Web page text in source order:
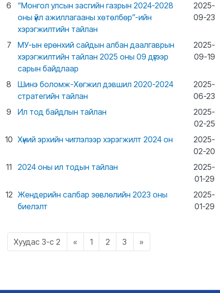
6
“Монгол улсын засгийн газрын 2024-2028
оны үйл ажиллагааны хөтөлбөр”-ийн
хэрэгжилтийн тайлан
2025-
09-23
7
МУ-ын ерөнхий сайдын албан даалгаврын
хэрэгжилтийн тайлан 2025 оны 09 дүгээр
сарын байдлаар
2025-
09-19
8
Шинэ боломж-Хөгжил дэвшил 2020-2024
стратегийн тайлан
2025-
06-23
9
Ил тод байдлын тайлан
2025-
02-25
10 Хүний эрхийн чиглэлээр хэрэгжилт 2024 он
2025-
02-20
11
2024 оны ил тодын тайлан
2025-
01-29
12 Жендерийн салбар зөвлөлийн 2023 оны
биелэлт
2025-
01-29
Хуудас 3-c 2 « 1 2 3 »